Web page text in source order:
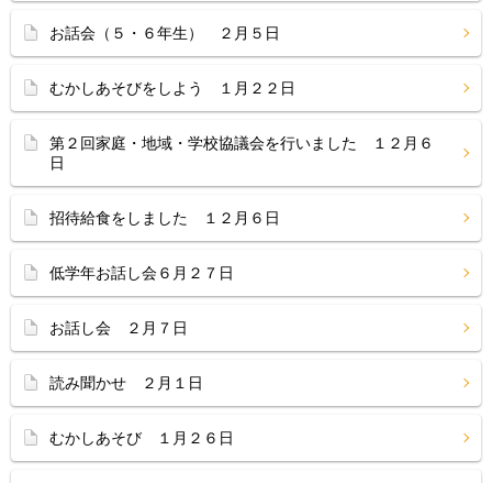
お話会（５・６年生） ２月５日
むかしあそびをしよう １月２２日
第２回家庭・地域・学校協議会を行いました １２月６
日
招待給食をしました １２月６日
低学年お話し会６月２７日
お話し会 ２月７日
読み聞かせ ２月１日
むかしあそび １月２６日